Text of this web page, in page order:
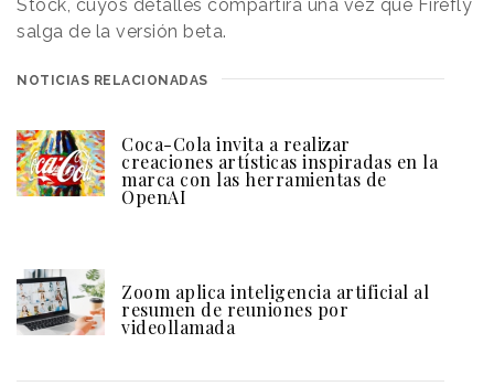
Stock, cuyos detalles compartirá una vez que Firefly
salga de la versión beta.
NOTICIAS RELACIONADAS
Coca-Cola invita a realizar
creaciones artísticas inspiradas en la
marca con las herramientas de
OpenAI
Zoom aplica inteligencia artificial al
resumen de reuniones por
videollamada